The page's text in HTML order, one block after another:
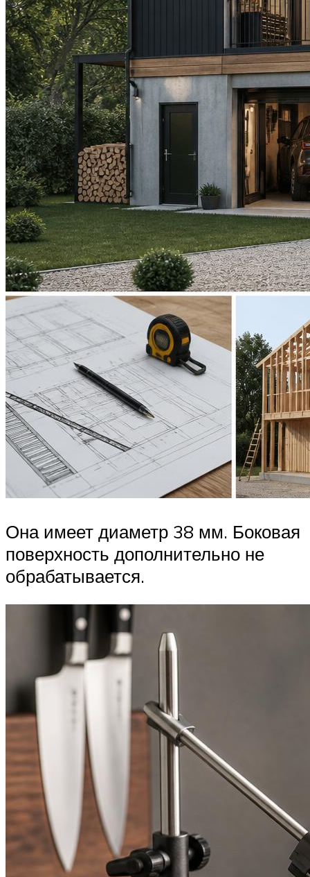
Она имеет диаметр 38 мм. Боковая
поверхность дополнительно не
обрабатывается.